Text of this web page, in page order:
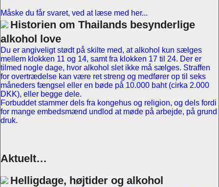
Måske du får svaret, ved at læse med her...
Historien om Thailands besynderlige
alkohol love
Du er angiveligt stødt på skilte med, at alkohol kun sælges
mellem klokken 11 og 14, samt fra klokken 17 til 24. Der er
tilmed nogle dage, hvor alkohol slet ikke må sælges. Straffen
for overtrædelse kan være ret streng og medfører op til seks
måneders fængsel eller en bøde på 10.000 baht (cirka 2.000
DKK), eller begge dele.
Forbuddet stammer dels fra kongehus og religion, og dels fordi
for mange embedsmænd undlod at møde på arbejde, på grund
druk.
Aktuelt…
Helligdage, højtider og alkohol